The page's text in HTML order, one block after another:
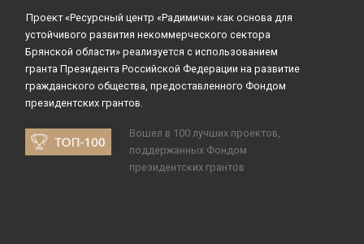
Проект «Ресурсный центр «Радимичи» как основа для
устойчивого развития некоммерческого сектора
Брянской области» реализуется с использованием
гранта Президента Российской Федерации на развитие
гражданского общества, предоставленного Фондом
президентских грантов.
Вошел в 100 лучших проектов,
поддержанных Фондом
президентских грантов